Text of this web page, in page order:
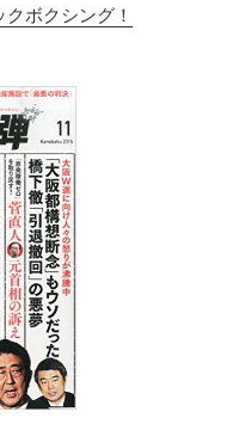
ボクシング！